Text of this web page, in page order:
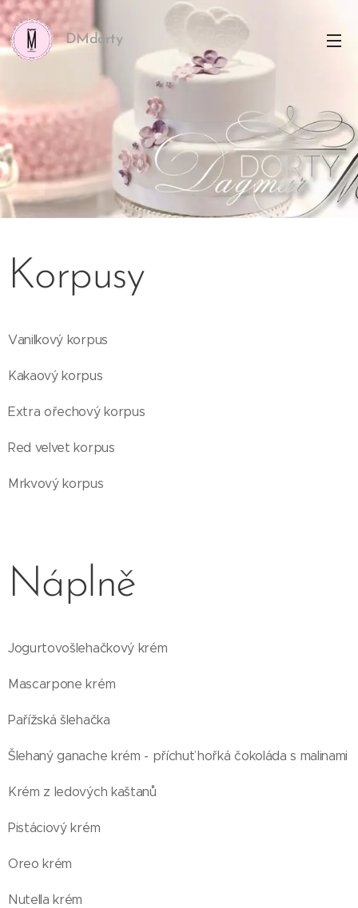
DMdorty
Korpusy
Vanilkový korpus
Kakaový korpus
Extra ořechový korpus
Red velvet korpus
Mrkvový korpus
Náplně
Jogurtovošlehačkový krém
Mascarpone krém
Pařížská šlehačka
Šlehaný ganache krém - příchuť hořká čokoláda s malinami
Krém z ledových kaštanů
Pistáciový krém
Oreo krém
Nutella krém